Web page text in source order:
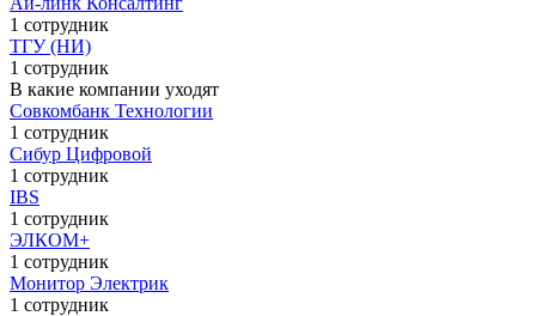
1 сотрудник
ТГУ (НИ)
1 сотрудник
В какие компании уходят
Совкомбанк Технологии
1 сотрудник
Сибур Цифровой
1 сотрудник
IBS
1 сотрудник
ЭЛКОМ+
1 сотрудник
Монитор Электрик
1 сотрудник